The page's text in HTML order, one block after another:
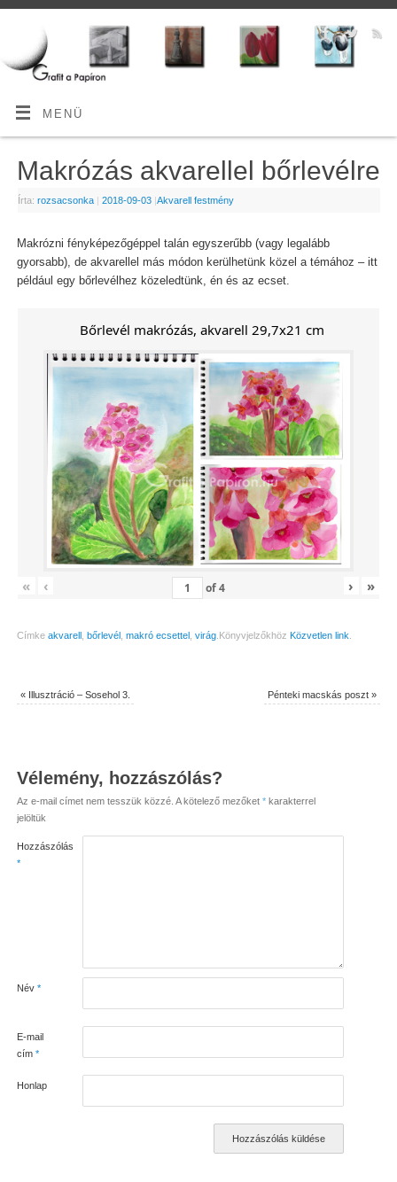
MENÜ
Makrózás akvarellel bőrlevélre
Írta: rozsacsonka | 2018-09-03 |Akvarell festmény
Makrózni fényképezőgéppel talán egyszerűbb (vagy legalább
gyorsabb), de akvarellel más módon kerülhetünk közel a témához – itt
például egy bőrlevélhez közeledtünk, én és az ecset.
Bőrlevél makrózás, akvarell 29,7x21 cm
« ‹ of4 › »
Címke akvarell bőrlevél makró ecsettel virág. Könyvjelzőkhöz Közvetlen link
«Illusztráció – Sosehol 3. Pénteki macskás poszt»
Vélemény, hozzászólás?
Az e-mail címet nem tesszük közzé. A kötelező mezőket *karakterrel
jelöltük
Hozzászólás
*
Név *
E-mail
cím *
Honlap